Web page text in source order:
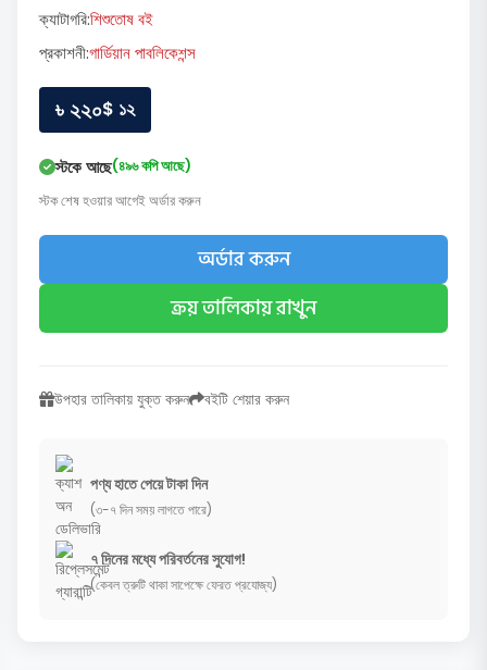
ক্যাটাগরি:শিশুতোষ বই
প্রকাশনী:গার্ডিয়ান পাবলিকেশন্স
৳ ২২০$ ১২
স্টকে আছে(৪৯৬ কপি আছে)
স্টক শেষ হওয়ার আগেই অর্ডার করুন
অর্ডার করুন
ক্রয় তালিকায় রাখুন
উপহার তালিকায় যুক্ত করুন বইটি শেয়ার করুন
পণ্য হাতে পেয়ে টাকা দিন
(৩-৭ দিন সময় লাগতে পারে)
৭ দিনের মধ্যে পরিবর্তনের সুযোগ!
(কেবল ত্রুটি থাকা সাপেক্ষে ফেরত প্রযোজ্য)